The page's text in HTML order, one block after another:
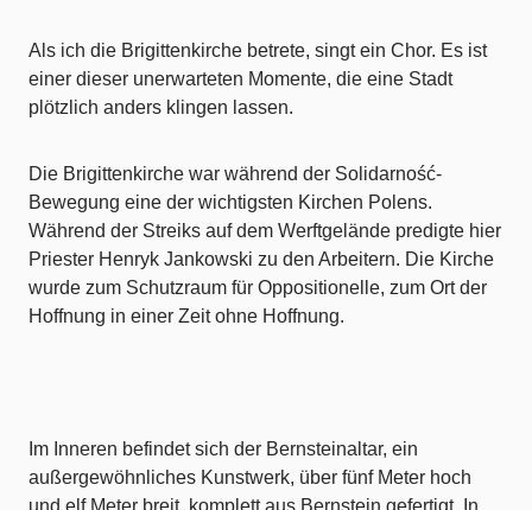
Als ich die Brigittenkirche betrete, singt ein Chor. Es ist
einer dieser unerwarteten Momente, die eine Stadt
plötzlich anders klingen lassen.
Die Brigittenkirche war während der Solidarność-
Bewegung eine der wichtigsten Kirchen Polens.
Während der Streiks auf dem Werftgelände predigte hier
Priester Henryk Jankowski zu den Arbeitern. Die Kirche
wurde zum Schutzraum für Oppositionelle, zum Ort der
Hoffnung in einer Zeit ohne Hoffnung.
Im Inneren befindet sich der Bernsteinaltar, ein
außergewöhnliches Kunstwerk, über fünf Meter hoch
und elf Meter breit, komplett aus Bernstein gefertigt. In